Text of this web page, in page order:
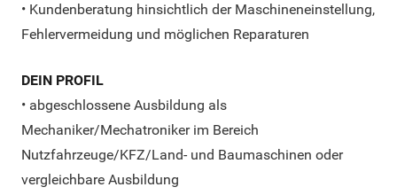
• Kundenberatung hinsichtlich der Maschineneinstellung,
Fehlervermeidung und möglichen Reparaturen
DEIN PROFIL
• abgeschlossene Ausbildung als
Mechaniker/Mechatroniker im Bereich
Nutzfahrzeuge/KFZ/Land- und Baumaschinen oder
vergleichbare Ausbildung